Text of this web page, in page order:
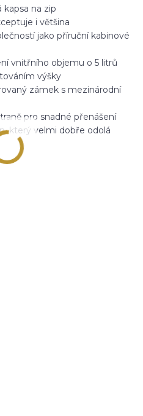
kapsa na zip
i většina
jako příruční kabinové
vnitřního objemu o 5 litrů
výšky
zámek s mezinárodní
pro snadné přenášení
který velmi dobře odolá